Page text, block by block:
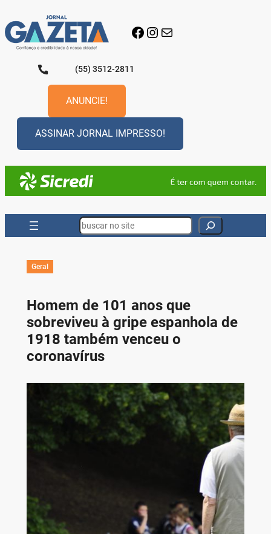
para
o
conteúdo
Facebook
Instagram
E-mail
(55) 3512-2811
ANUNCIE!
ASSINAR JORNAL IMPRESSO!
Search
Geral
Homem de 101 anos que
sobreviveu à gripe espanhola de
1918 também venceu o
coronavírus